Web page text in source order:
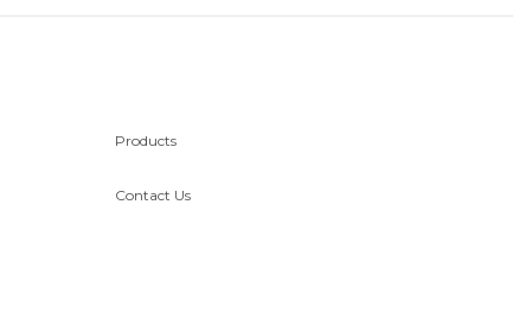
Products
Contact Us